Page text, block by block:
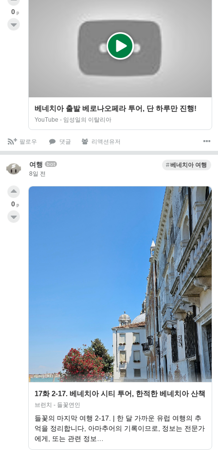
베네치아 출발 베로나오페라 투어, 단 하루만 진행!
YouTube - 임성일의 이탈리아
0 p
팔로우 댓글 리액션유저
여행 bot
8일 전
베네치아 여행
17화 2-17. 베네치아 시티 투어, 한적한 베네치아 산책
브런치 - 들꽃연인
들꽃의 마지막 여행 2-17. | 한 달 가까운 유럽 여행의 추
억을 정리합니다, 아마추어의 기록이므로, 정보는 전문가
에게, 또는 관련 정보…
0 p